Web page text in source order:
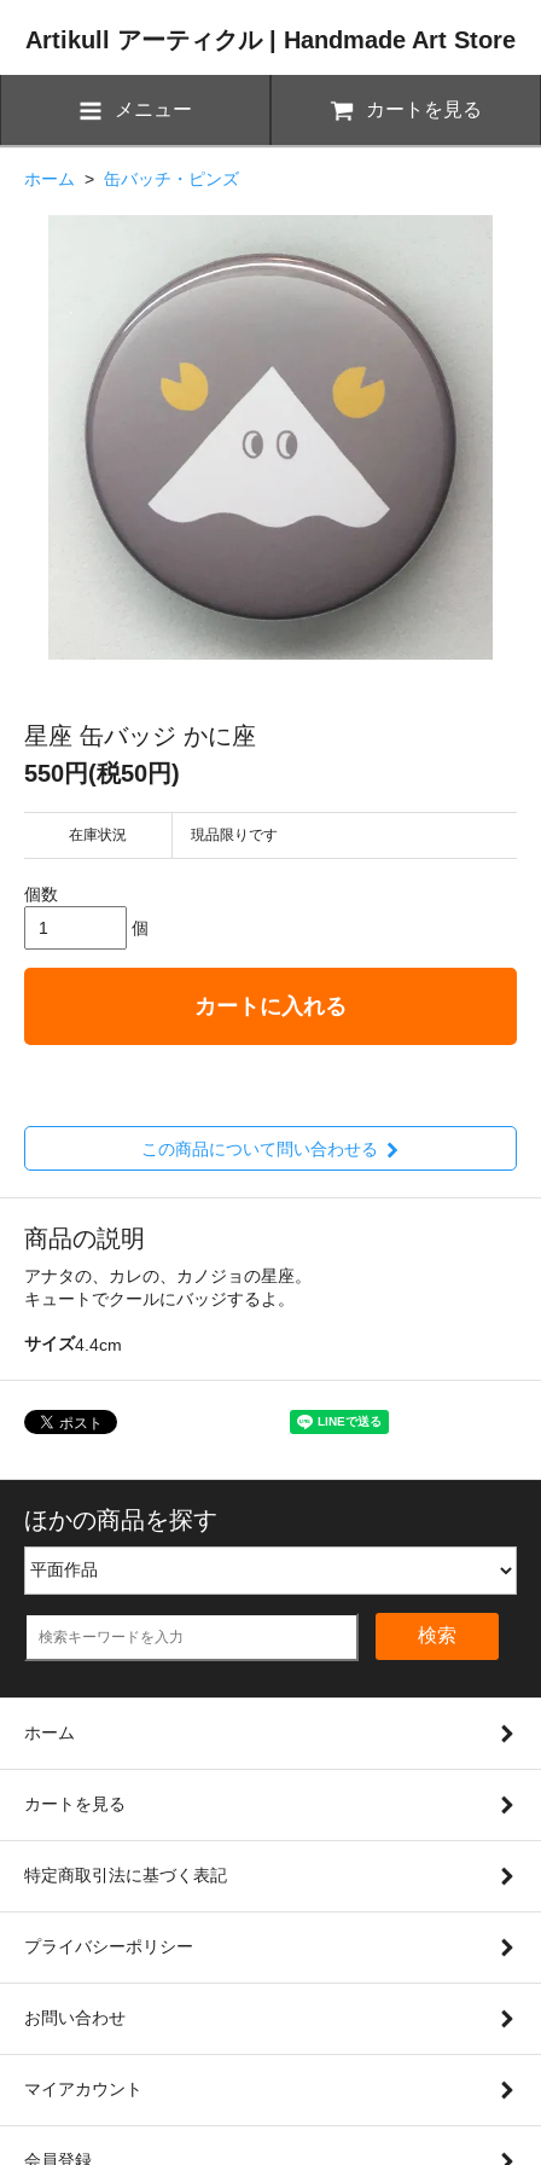
Artikull アーティクル | Handmade Art Store
メニュー カートを見る
ホーム > 缶バッチ・ピンズ
星座 缶バッジ かに座
550円(税50円)
在庫状況 現品限りです
個数
個
カートに入れる
この商品について問い合わせる
商品の説明
アナタの、カレの、カノジョの星座。
キュートでクールにバッジするよ。
サイズ4.4cm
ほかの商品を探す
検索
ホーム
カートを見る
特定商取引法に基づく表記
プライバシーポリシー
お問い合わせ
マイアカウント
会員登録